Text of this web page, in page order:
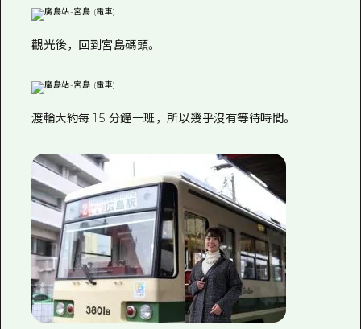
觀光後，回到宮島碼頭。
渡輪大約每 15 分鐘一班，所以幾乎沒有等待時間。